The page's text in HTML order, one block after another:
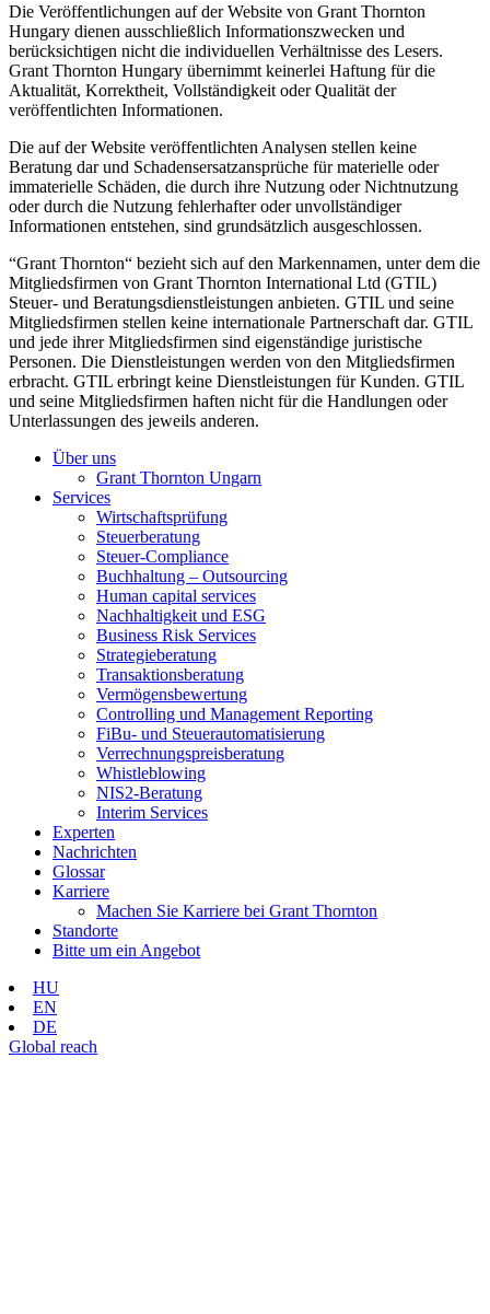
Die Veröffentlichungen auf der Website von Grant Thornton
Hungary dienen ausschließlich Informationszwecken und
berücksichtigen nicht die individuellen Verhältnisse des Lesers.
Grant Thornton Hungary übernimmt keinerlei Haftung für die
Aktualität, Korrektheit, Vollständigkeit oder Qualität der
veröffentlichten Informationen.
Die auf der Website veröffentlichten Analysen stellen keine
Beratung dar und Schadensersatzansprüche für materielle oder
immaterielle Schäden, die durch ihre Nutzung oder Nichtnutzung
oder durch die Nutzung fehlerhafter oder unvollständiger
Informationen entstehen, sind grundsätzlich ausgeschlossen.
“Grant Thornton“ bezieht sich auf den Markennamen, unter dem die
Mitgliedsfirmen von Grant Thornton International Ltd (GTIL)
Steuer- und Beratungsdienstleistungen anbieten. GTIL und seine
Mitgliedsfirmen stellen keine internationale Partnerschaft dar. GTIL
und jede ihrer Mitgliedsfirmen sind eigenständige juristische
Personen. Die Dienstleistungen werden von den Mitgliedsfirmen
erbracht. GTIL erbringt keine Dienstleistungen für Kunden. GTIL
und seine Mitgliedsfirmen haften nicht für die Handlungen oder
Unterlassungen des jeweils anderen.
Über uns
Grant Thornton Ungarn
Services
Wirtschaftsprüfung
Steuerberatung
Steuer-Compliance
Buchhaltung – Outsourcing
Human capital services
Nachhaltigkeit und ESG
Business Risk Services
Strategieberatung
Transaktionsberatung
Vermögensbewertung
Controlling und Management Reporting
FiBu- und Steuerautomatisierung
Verrechnungspreisberatung
Whistleblowing
NIS2-Beratung
Interim Services
Experten
Nachrichten
Glossar
Karriere
Machen Sie Karriere bei Grant Thornton
Standorte
Bitte um ein Angebot
HU
EN
DE
Global reach